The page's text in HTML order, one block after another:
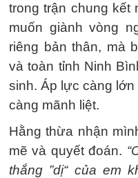
trong trận chung kết
muốn giành vòng
riêng bản thân, mà
và toàn tỉnh Ninh
sinh. Áp lực càng
càng mãnh liệt.
Hằng thừa nhận
mẽ và quyết đoán.
thắng ”dị“ của em